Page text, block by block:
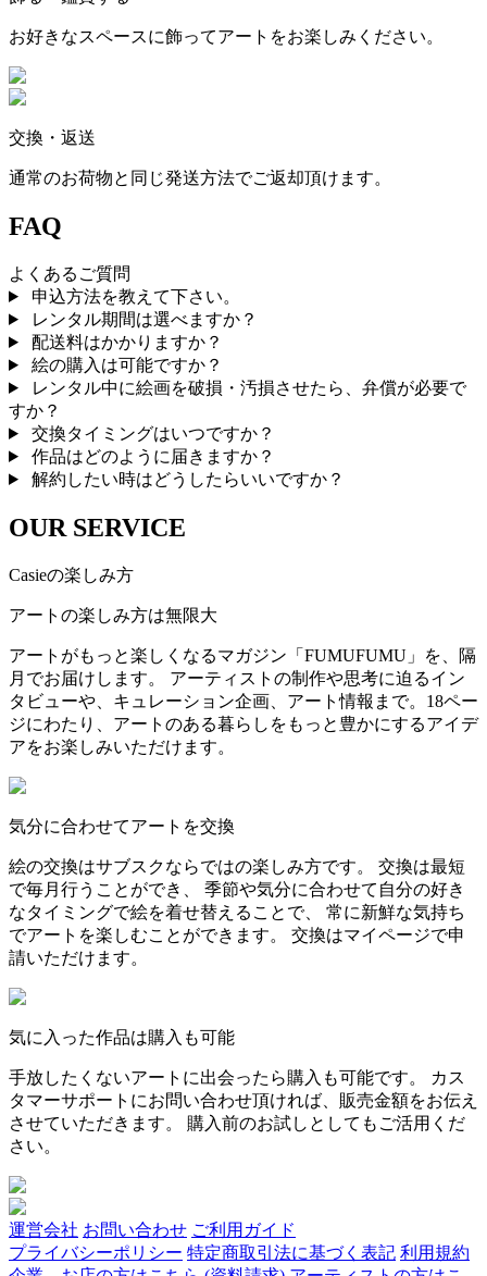
お好きなスペースに飾ってアートをお楽しみください。
交換・返送
通常のお荷物と同じ発送方法でご返却頂けます。
FAQ
よくあるご質問
申込方法を教えて下さい。
レンタル期間は選べますか？
配送料はかかりますか？
絵の購入は可能ですか？
レンタル中に絵画を破損・汚損させたら、弁償が必要で
すか？
交換タイミングはいつですか？
作品はどのように届きますか？
解約したい時はどうしたらいいですか？
OUR SERVICE
Casieの楽しみ方
アートの楽しみ方は無限大
アートがもっと楽しくなるマガジン「FUMUFUMU」を、隔
月でお届けします。 アーティストの制作や思考に迫るイン
タビューや、キュレーション企画、アート情報まで。18ペー
ジにわたり、アートのある暮らしをもっと豊かにするアイデ
アをお楽しみいただけます。
気分に合わせてアートを交換
絵の交換はサブスクならではの楽しみ方です。 交換は最短
で毎月行うことができ、 季節や気分に合わせて自分の好き
なタイミングで絵を着せ替えることで、 常に新鮮な気持ち
でアートを楽しむことができます。 交換はマイページで申
請いただけます。
気に入った作品は購入も可能
手放したくないアートに出会ったら購入も可能です。 カス
タマーサポートにお問い合わせ頂ければ、販売金額をお伝え
させていただきます。 購入前のお試しとしてもご活用くだ
さい。
運営会社 お問い合わせ ご利用ガイド
プライバシーポリシー 特定商取引法に基づく表記 利用規約